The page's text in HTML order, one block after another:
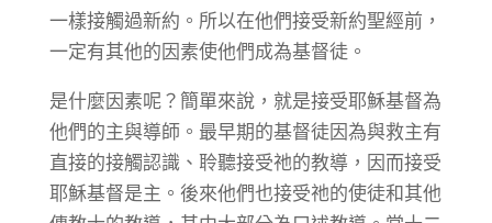
一樣接觸過新約。所以在他們接受新約聖經前，
一定有其他的因素使他們成為基督徒。
是什麼因素呢？簡單來說，就是接受耶穌基督為
他們的主與導師。最早期的基督徒因為與救主有
直接的接觸認識、聆聽接受祂的教導，因而接受
耶穌基督是主。後來他們也接受祂的使徒和其他